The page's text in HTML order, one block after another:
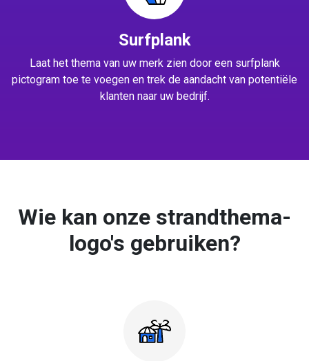
Surfplank
Laat het thema van uw merk zien door een surfplank
pictogram toe te voegen en trek de aandacht van potentiële
klanten naar uw bedrijf.
Wie kan onze strandthema-
logo's gebruiken?